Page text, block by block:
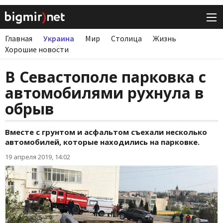
Главная Украина Мир Столица
Жизнь
Хорошие новости
В Севастополе парковка с
автомобилями рухнула в
обрыв
Вместе с грунтом и асфальтом съехали несколько
автомобилей, которые находились на парковке.
19 апреля 2019, 14:02